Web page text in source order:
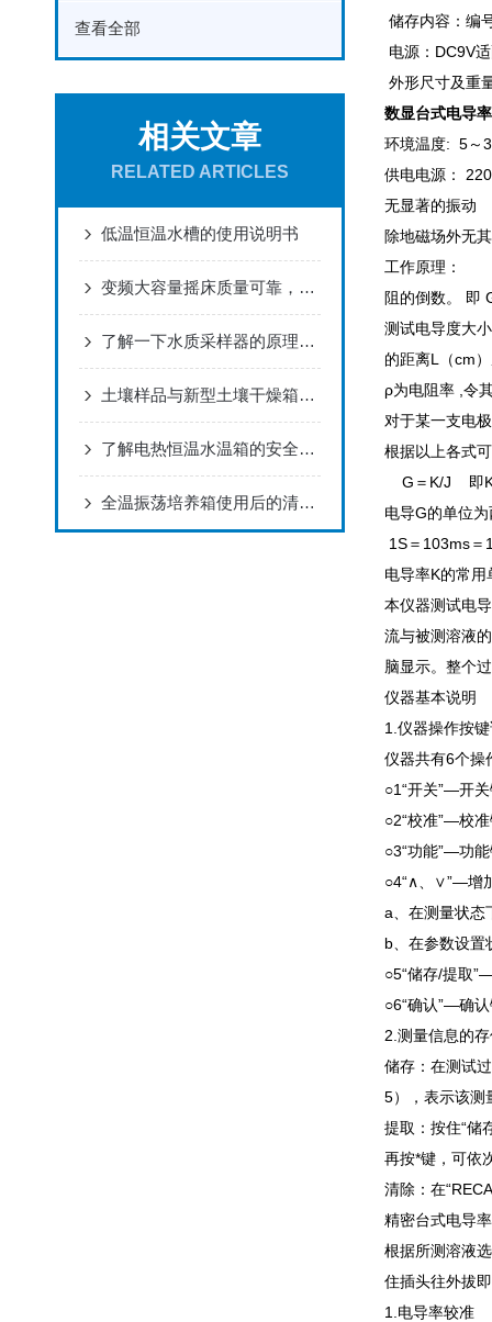
查看全部
相关文章
RELATED ARTICLES
低温恒温水槽的使用说明书
变频大容量摇床质量可靠，满足顾客的需要！
了解一下水质采样器的原理及特点吧
土壤样品与新型土壤干燥箱之间有什么关系
了解电热恒温水温箱的安全保护装置
全温振荡培养箱使用后的清洁事项
储存内容：编
电源：DC9V
外形尺寸及重
数显台式电导率
环境温度:
供电电源：
无显著的振动
除地磁场外无
工作原理：
阻的倒数。 即
测试电导度大
的距离L（cm
ρ为电阻率 ,令
对于某一支电
根据以上各式
G＝K/J 即
电导G的单位
1S＝103ms＝
电导率K的常
本仪器测试电
流与被测溶液
脑显示。整个
仪器
1.仪器操作按
仪器共有6个操
○1“开关”—开
○2“校准”—校
○3“功能”—功
○4“∧、∨”—增
a、在测量状态
b、在参数设置
○5“储存/提取
○6“确认”—确
2.测量信息的
储存：在测试
5），表示该测
提取：按住“储
再按*键，可依
清除：在
精密台式电导
根据所测溶液
住插头往外拔
1.电导率较准